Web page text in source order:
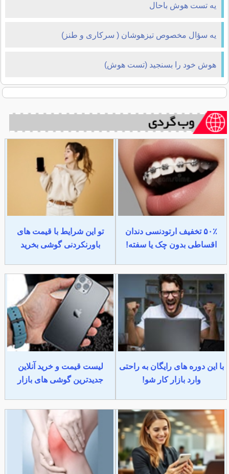
یه تست هوش باحال
یه سؤال مخصوص تیزهوشان ( سرکاری و طنز)
هوش خود را بسنجید (تست هوش)
۵۰٪ تخفیف ارتودنسی دندان
اقساطی بدون چک یا سفته!
تو این شرایط با قیمت های
باورنکردنی گوشی بخرید
با این دوره های رایگان به راحتی
وارد بازار کار شو!
لیست قیمت و خرید آنلاین
جدیدترین گوشی های بازار